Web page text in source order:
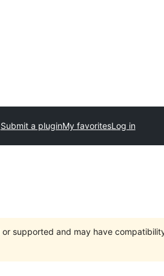
Submit a pluginMy favoritesLog in
supported and may have